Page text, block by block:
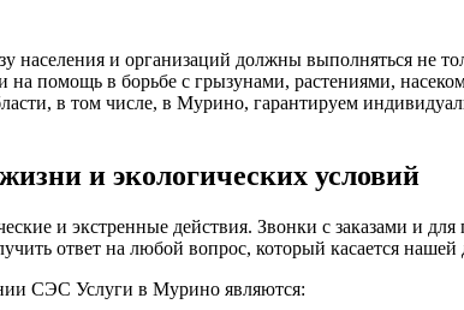
населения и организаций должны выполняться не
на помощь в борьбе с грызунами, растениями,
в том числе, в Мурино, гарантируем
и экологических условий
и экстренные действия. Звонки с заказами и
ответ на любой вопрос, который касается нашей
СЭС Услуги в Мурино являются: